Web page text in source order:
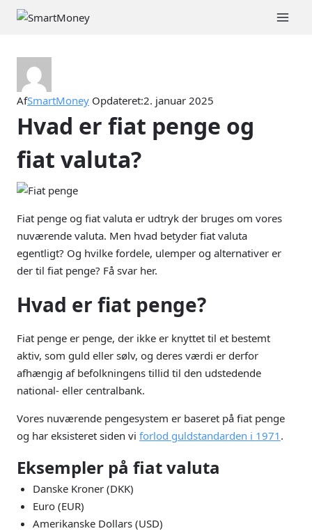
Fortsæt
AfSmartMoney Opdateret:2. januar 2025
Hvad er fiat penge og
fiat valuta?
Fiat penge og fiat valuta er udtryk der bruges om vores
nuværende valuta. Men hvad betyder fiat valuta
egentligt? Og hvilke fordele, ulemper og alternativer er
der til fiat penge? Få svar her.
Hvad er fiat penge?
Fiat penge er penge, der ikke er knyttet til et bestemt
aktiv, som guld eller sølv, og deres værdi er derfor
afhængig af befolkningens tillid til den udstedende
national- eller centralbank.
Vores nuværende pengesystem er baseret på fiat penge
og har eksisteret siden vi forlod guldstandarden i 1971 .
Eksempler på fiat valuta
Danske Kroner (DKK)
Euro (EUR)
Amerikanske Dollars (USD)